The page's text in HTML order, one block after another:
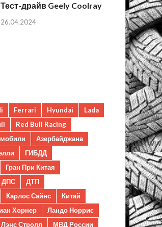
Тест-драйв Geely Coolray
26.04.2024
Ferrari Hyundai
Lada
Red Bull Racing
Азербайджана
ГИБДД
Гран При Китая
ДПС
ДТП
Карлос Сайнс
Китай
Хорнер
Ландо Норрис
Лэнс Стролл
МВД России